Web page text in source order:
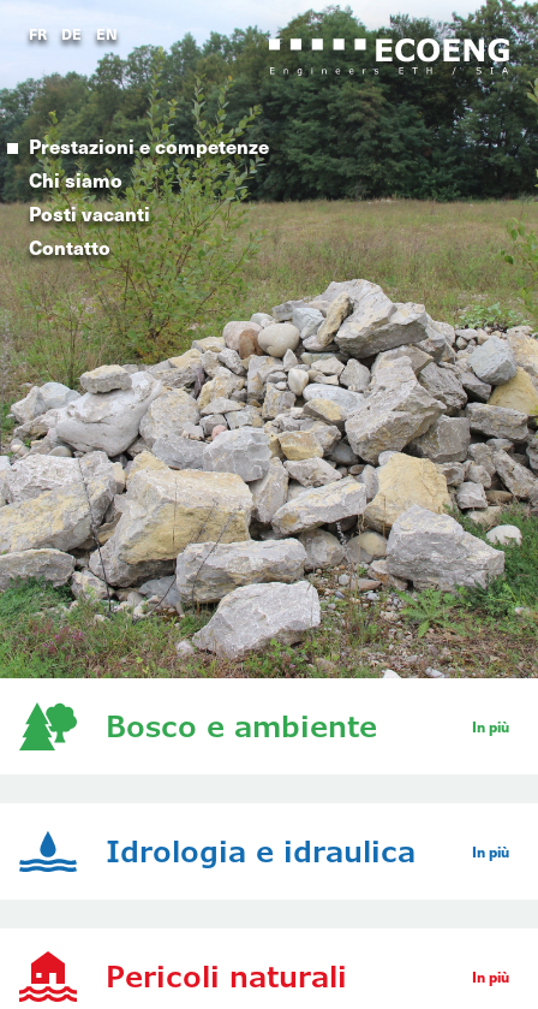
FR DE EN
Prestazioni e competenze
Chi siamo
Posti vacanti
Contatto
Prestazioni e competenze
Chi siamo
Posti vacanti
Contatto
FR DE EN
Bosco e ambiente In più
Idrologia e idraulica In più
Pericoli naturali In più